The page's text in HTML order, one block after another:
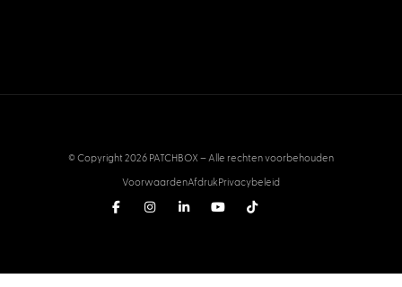
© Copyright 2026 PATCHBOX – Alle rechten voorbehouden
VoorwaardenAfdrukPrivacybeleid